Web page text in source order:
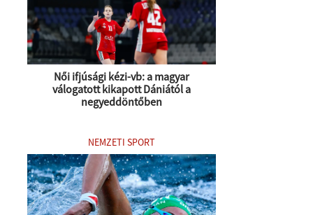
Női ifjúsági kézi-vb: a magyar
válogatott kikapott Dániától a
negyeddöntőben
NEMZETI SPORT